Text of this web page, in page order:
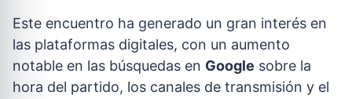
Este encuentro ha generado un gran interés en
las plataformas digitales, con un aumento
notable en las búsquedas en Google sobre la
hora del partido, los canales de transmisión y el